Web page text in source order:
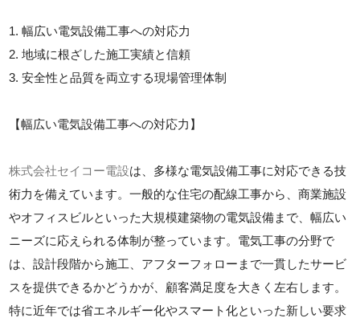
1. 幅広い電気設備工事への対応力
2. 地域に根ざした施工実績と信頼
3. 安全性と品質を両立する現場管理体制
【幅広い電気設備工事への対応力】
株式会社セイコー電設は、多様な電気設備工事に対応できる技
術力を備えています。一般的な住宅の配線工事から、商業施設
やオフィスビルといった大規模建築物の電気設備まで、幅広い
ニーズに応えられる体制が整っています。電気工事の分野で
は、設計段階から施工、アフターフォローまで一貫したサービ
スを提供できるかどうかが、顧客満足度を大きく左右します。
特に近年では省エネルギー化やスマート化といった新しい要求